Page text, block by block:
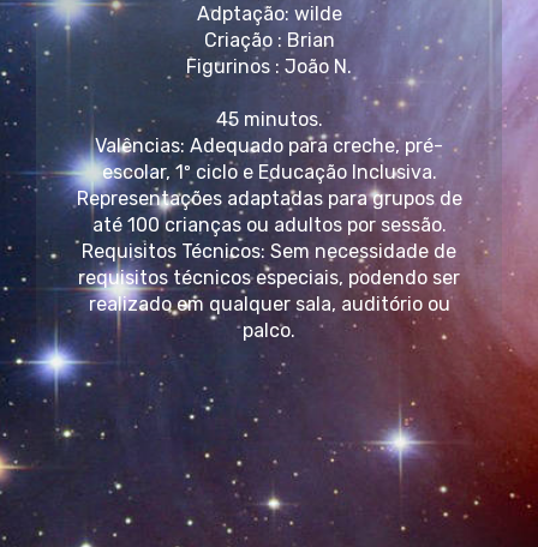
Adptação: wilde
Criação : Brian
Figurinos : João N.
45 minutos.
Valências: Adequado para creche, pré-
escolar, 1º ciclo e Educação Inclusiva.
Representações adaptadas para grupos de
até 100 crianças ou adultos por sessão.
Requisitos Técnicos: Sem necessidade de
requisitos técnicos especiais, podendo ser
realizado em qualquer sala, auditório ou
palco.